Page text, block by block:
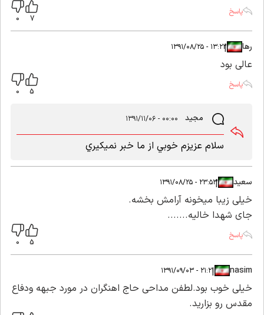
پاسخ
رها|
|۱۳:۲۲ - ۱۳۹۱/۰۸/۲۵
عالی بود
پاسخ
مجيد ۰۰:۰۰ - ۱۳۹۱/۱۱/۰۶
سلام عزيزم خوبي از ما خبر نميكيري
سعید|
|۲۳:۵۳ - ۱۳۹۱/۰۸/۲۵
خیلی زیبا میخونه آرامش بخشه.
جای شهدا خالیه.......
پاسخ
nasim
|
|۲۱:۲۱ - ۱۳۹۱/۰۹/۰۳
خیلی خوب بود.لطفن مداحی حاج اهنگران در مورد جبهه ودفاع
مقدس رو بزارید.